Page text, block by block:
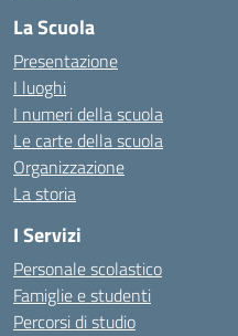
La Scuola
Presentazione
I luoghi
I numeri della scuola
Le carte della scuola
Organizzazione
La storia
I Servizi
Personale scolastico
Famiglie e studenti
Percorsi di studio